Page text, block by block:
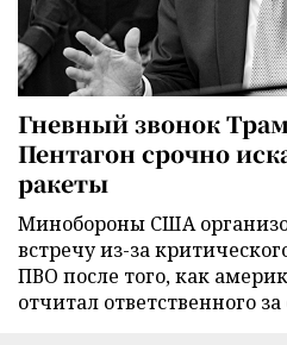
Гневный звонок
Пентагон срочно
ракеты
Минобороны США
встречу из-за
ПВО после того, как
отчитал ответственного